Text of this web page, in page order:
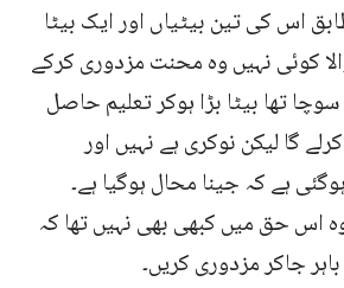
اس کی تین بیٹیاں اور ایک بیٹا
کوئی نہیں وہ محنت مزدوری کرکے
تھا بیٹا بڑا ہوکر تعلیم حاصل
گا لیکن نوکری ہے نہیں اور
ہے کہ جینا محال ہوگیا ہے۔
اس حق میں کبھی بھی نہیں تھا کہ
جاکر مزدوری کریں۔